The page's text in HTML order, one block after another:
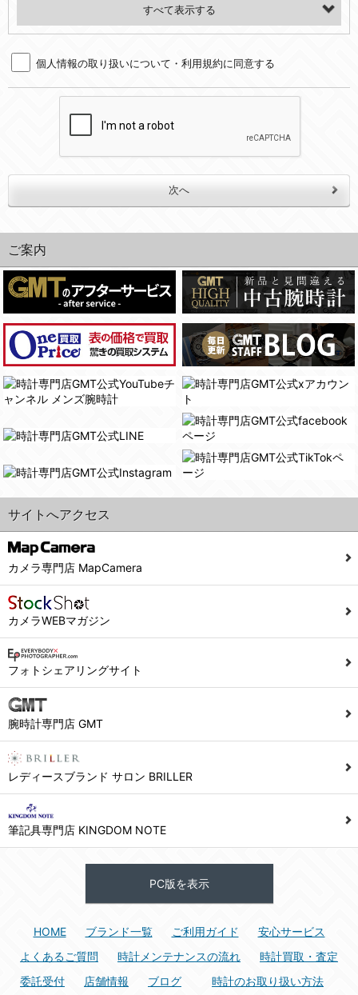
・EVERYBODY×PHOTOGRAPHER.comのフォトシェアリングサービス運営のため
３．個人情報の第三者提供と委託
(2)法令等により開示を求められた場合。
(4)国の機関若しくは地方公共団体又はその委託を受けた者が法令の定める事務を遂行することに対して協力する必要がある場合であって、本人の同意を得ることにより当該事務の遂行に支障を及ぼすおそれがあるとき。
(5)業務を円滑に進めるために、外部業者に個人データの一部又は全部の処理を委託する場合（ただし、委託する場合は委託した個人データの安全管理が図られるように、委託先に対する必要かつ適切な監督を行ないます）。
４．ご提供の任意性
当社への個人情報の提供はお客様の任意ですが、必要な個人情報をご提供いただけない場合、当社のサービス等が利用できない場合がありますのでご了承下さい。
５．ご本人が容易に知覚できない方法による個人情報の取得
また利用者の統計的分析のため、または掲載された広告にクッキーを使用する場合があります。
シュッピン株式会社 個人情報相談窓口
Mail：privacy@syuppin.com (受付)
4. ユーザーの登録内容について
2) ユーザーが本サイト内で第三者のユーザーID、パスワード、メールアドレス及びこれに伴う個人情報を知り得た場合には、速やかに弊社に届け出るものとします。
(2) ユーザーから寄せられた情報を、ユーザーの個人情報を表示せずに開示する場合。
(3) ユーザーが個人情報の開示について同意している場合。
(4) 法令により開示が求められた場合。
(5) 弊社で取り扱う商品またはサービスに関する案内や情報提供（郵便、電子メール等によるダイレクトメールなど）を行なう場合。
(6) 弊社が利用目的を示してユーザーから取得した情報を、その利用目的の範囲内で利用する場合。
6. 情報の提供
1)弊社は、各ユーザーに対し、当該ユーザーの購入商品の情報、及び弊社の特価商品の情報等、ユーザーに有益かつ便利な情報を提供するものとし、ユーザーはこれに同意するものとします。
フォームにて入力されたメールアドレスに、本サイトのお知らせをメールにてお送りさせていただきます。
本サイト会員のお客様は
※設定変更前にログインする必要があります。
メールマガジン会員のお客様はこちら
7. ユーザーの義務
(1) 他のユーザー、第三者もしくは弊社の著作権又はその他の権利を侵害する行為、及び侵害する恐れのある行為。
(6) 犯罪的行為、または犯罪的行為に結びつく行為、もしくはその恐れのある行為。
(9) 弊社の企業活動の運営を妨げるような行為、誹謗するような行為。
(12) その他、法令に違反または違反する恐れのある行為。
(13) その他、弊社が不適切と判断する行為。
2) ユーザーは、本サイト及び本サービスの利用により、弊社または第三者が損害を被ったときは、かかる損害を賠償するものとします。
個人情報の取り扱いについて・利用規約に同意する
ご案内
サイトへアクセス
カメラ専門店 MapCamera
カメラWEBマガジン
フォトシェアリングサイト
腕時計専門店 GMT
レディースブランド サロン BRILLER
筆記具専門店 KINGDOM NOTE
PC版を表示
HOME ブランド一覧 ご利用ガイド
安心サービス
よくあるご質問
時計メンテナンスの流れ
時計買取・査定
委託受付
店舗情報 ブログ 時計のお取り扱い方法